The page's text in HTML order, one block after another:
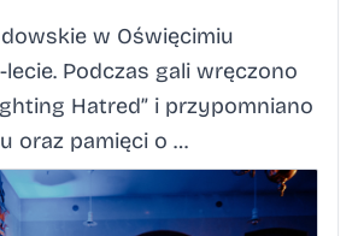
w Oświęcimiu
Podczas gali wręczono
Hatred” i przypomniano
oraz pamięci o …